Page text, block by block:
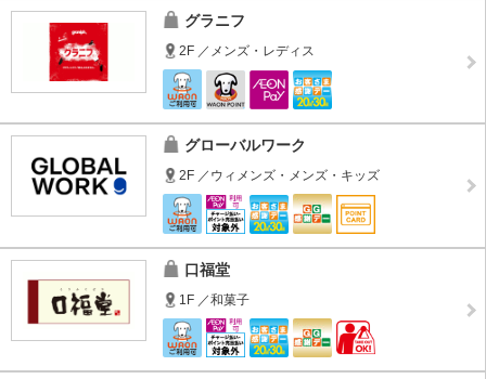
グラニフ
2F ／メンズ・レディス
グローバルワーク
2F ／ウィメンズ・メンズ・キッズ
口福堂
1F ／和菓子